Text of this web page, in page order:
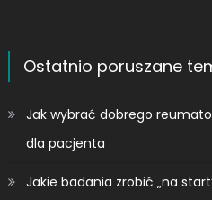
Ostatnio poruszane
Jak wybrać dobrego
dla pacjenta
Jakie badania zrobić „na